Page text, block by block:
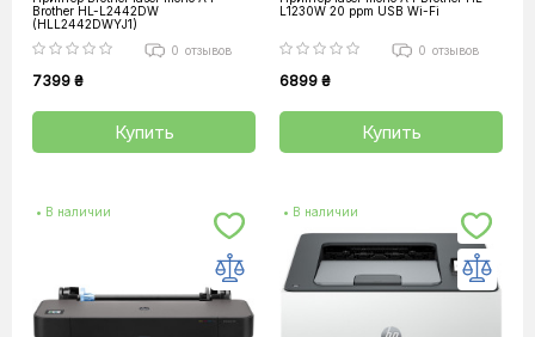
Brother HL-L2442DW
(HLL2442DWYJ1)
0 отзывов
7399 ₴
Купить
L1230W 20 ppm USB Wi-Fi
0 отзывов
6899 ₴
Купить
• В наличии • В наличии